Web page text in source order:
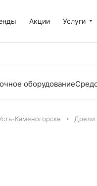
Акции Услуги
оборудование
Каменогорске Дрели